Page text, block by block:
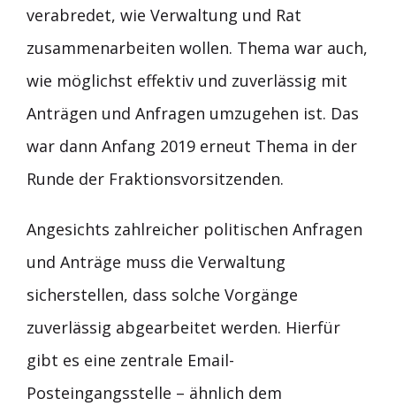
verabredet, wie Verwaltung und Rat
zusammenarbeiten wollen. Thema war auch,
wie möglichst effektiv und zuverlässig mit
Anträgen und Anfragen umzugehen ist. Das
war dann Anfang 2019 erneut Thema in der
Runde der Fraktionsvorsitzenden.
Angesichts zahlreicher politischen Anfragen
und Anträge muss die Verwaltung
sicherstellen, dass solche Vorgänge
zuverlässig abgearbeitet werden. Hierfür
gibt es eine zentrale Email-
Posteingangsstelle – ähnlich dem